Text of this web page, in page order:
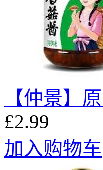
【仲景】
£2.99
加入购物车